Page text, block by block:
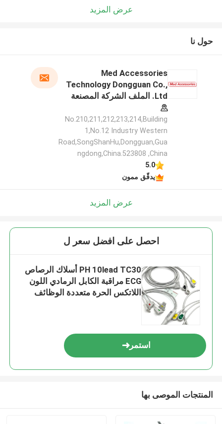
عرض المزيد
حول نا
Med Accessories
Technology Dongguan Co.,
Ltd. الملف الشركة المصنعة
No.210,211,212,213,214,Building
1,No.12 Industry Western
Road,SongShanHu,Dongguan,Gua
ngdong,China.523808 ,China
5.0
يدقّق ممون
عرض المزيد
احصل على افضل سعر ل
PH 10lead TC30 أسلاك الرصاص
ECG مراقبة الكابل الرمادي اللون
اللاتكس الحرة متعددة الوظائف
استمر
المنتجات الموصى بها